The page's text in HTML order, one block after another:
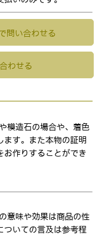
問い合わせる
わせる
模造石の場合や、着色
ます。また本物の証明
お作りすることができ
意味や効果は商品の性
ついての言及は参考程